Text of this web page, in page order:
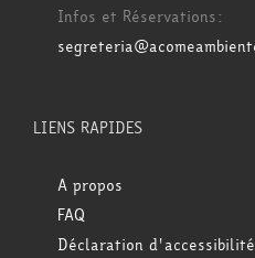
Infos et Réservations:
LIENS RAPIDES
A propos
FAQ
Déclaration d'accessibilité